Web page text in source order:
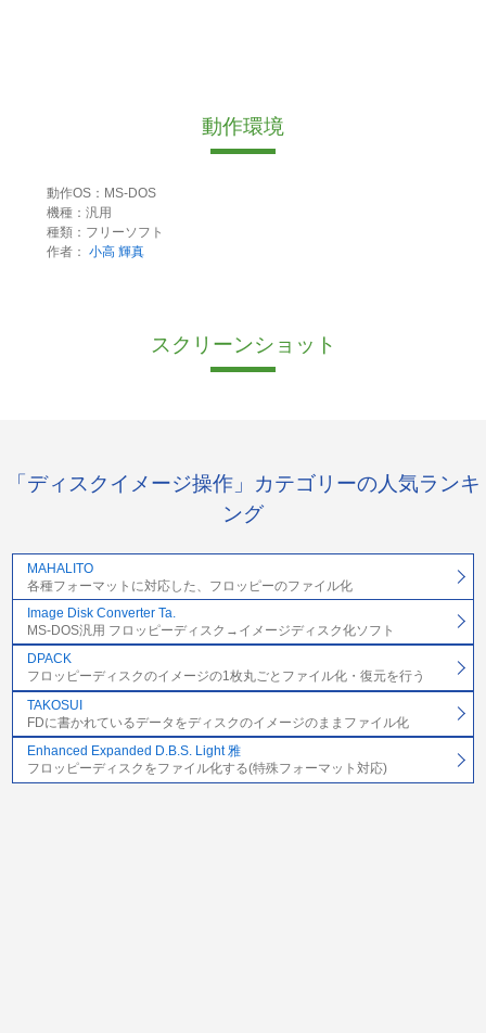
動作環境
動作OS：MS-DOS
機種：汎用
種類：フリーソフト
作者： 小高 輝真
スクリーンショット
「ディスクイメージ操作」カテゴリーの人気ランキ
ング
MAHALITO
各種フォーマットに対応した、フロッピーのファイル化
Image Disk Converter Ta.
MS-DOS汎用 フロッピーディスク→イメージディスク化ソフト
DPACK
フロッピーディスクのイメージの1枚丸ごとファイル化・復元を行う
TAKOSUI
FDに書かれているデータをディスクのイメージのままファイル化
Enhanced Expanded D.B.S. Light 雅
フロッピーディスクをファイル化する(特殊フォーマット対応)